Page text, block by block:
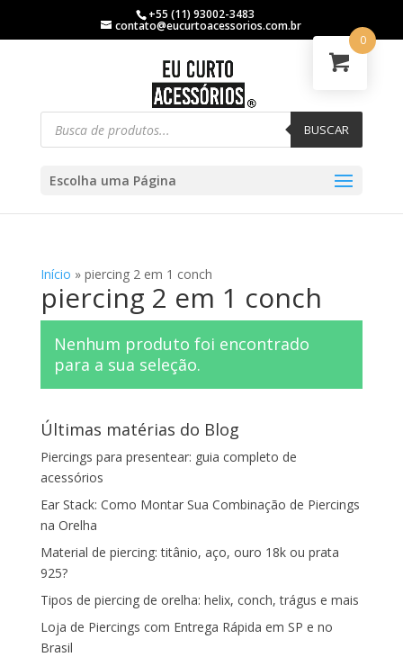
+55 (11) 93002-3483
contato@eucurtoacessorios.com.br
BUSCAR
Escolha uma Página
Início » piercing 2 em 1 conch
piercing 2 em 1 conch
Nenhum produto foi encontrado
para a sua seleção.
Últimas matérias do Blog
Piercings para presentear: guia completo de
acessórios
Ear Stack: Como Montar Sua Combinação de Piercings
na Orelha
Material de piercing: titânio, aço, ouro 18k ou prata
925?
Tipos de piercing de orelha: helix, conch, trágus e mais
Loja de Piercings com Entrega Rápida em SP e no
Brasil
0